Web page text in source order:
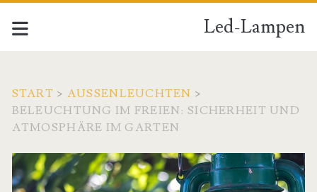
Led-Lampen
START > AUSSENLEUCHTEN >
BELEUCHTUNG IM FREIEN: SICHERHEIT UND
ATMOSPHÄRE IM GARTEN